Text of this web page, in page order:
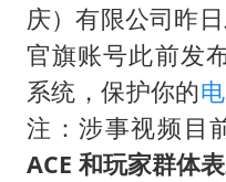
庆）有限公司昨
官旗账号此前发
系统，保护你的
注：涉事视频目
ACE 和玩家群体